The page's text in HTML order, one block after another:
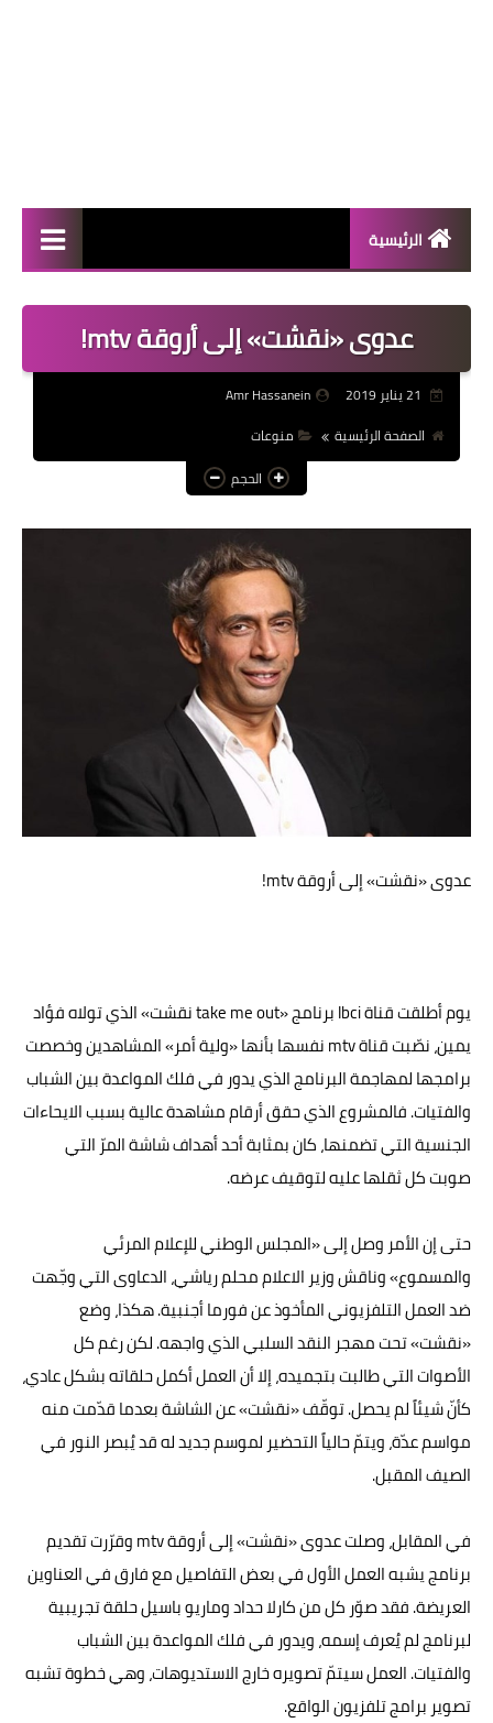
الرئيسية
منوعات
فعاليات
تكنولوجيا
عالم المرأة
فن وثقافة
أخبار مصر
أخبار عربية
أخبار النجوم
أخبار العالم
عدوى «نقشت» إلى أروقة mtv!
Amr Hassanein
الصفحة الرئيسية
منوعات
الحجم
عدوى «نقشت» إلى أروقة mtv!
يوم أطلقت قناة lbci برنامج «take me out نقشت» الذي تولاه فؤاد
يمين، نصّبت قناة mtv نفسها بأنها «ولية أمر» المشاهدين وخصصت
برامجها لمهاجمة البرنامج الذي يدور في فلك المواعدة بين الشباب
والفتيات. فالمشروع الذي حقق أرقام مشاهدة عالية بسبب الايحاءات
الجنسية التي تضمنها، كان بمثابة أحد أهداف شاشة المرّ التي
صوبت كل ثقلها عليه لتوقيف عرضه.
حتى إن الأمر وصل إلى «المجلس الوطني للإعلام المرئي
والمسموع» وناقش وزير الاعلام محلم رياشي، الدعاوى التي وجّهت
ضد العمل التلفزيوني المأخوذ عن فورما أجنبية. هكذا، وضع
«نقشت» تحت مهجر النقد السلبي الذي واجهه. لكن رغم كل
الأصوات التي طالبت بتجميده، إلا أن العمل أكمل حلقاته بشكل عادي،
كأنّ شيئاً لم يحصل. توقّف «نقشت» عن الشاشة بعدما قدّمت منه
مواسم عدّة، ويتمّ حالياً التحضير لموسم جديد له قد يُبصر النور في
الصيف المقبل.
في المقابل، وصلت عدوى «نقشت» إلى أروقة mtv وقرّرت تقديم
برنامج يشبه العمل الأول في بعض التفاصيل مع فارق في العناوين
العريضة. فقد صوّر كل من كارلا حداد وماريو باسيل حلقة تجريبية
لبرنامج لم يُعرف إسمه، ويدور في فلك المواعدة بين الشباب
والفتيات. العمل سيتمّ تصويره خارج الاستديوهات، وهي خطوة تشبه
تصوير برامج تلفزيون الواقع.